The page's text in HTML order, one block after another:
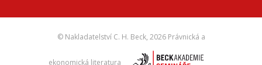
© Nakladatelství C. H. Beck, 2026 Právnická a
ekonomická literatura